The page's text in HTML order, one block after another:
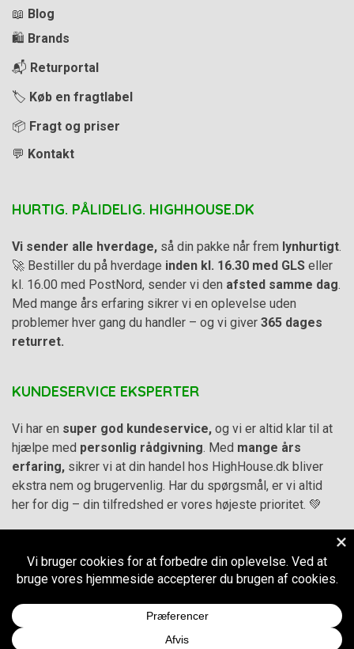
📖 Blog
🛍️ Brands
📬 Returportal
🏷️ Køb en fragtlabel
📦 Fragt og priser
💬 Kontakt
HURTIG. PÅLIDELIG. HIGHHOUSE.DK
Vi sender alle hverdage, så din pakke når frem lynhurtigt.
🚀 Bestiller du på hverdage inden kl. 16.30 med GLS eller
kl. 16.00 med PostNord, sender vi den afsted samme dag.
Med mange års erfaring sikrer vi en oplevelse uden
problemer hver gang du handler – og vi giver 365 dages
returret.
KUNDESERVICE EKSPERTER
Vi har en super god kundeservice, og vi er altid klar til at
hjælpe med personlig rådgivning. Med mange års
erfaring, sikrer vi at din handel hos HighHouse.dk bliver
ekstra nem og brugervenlig. Har du spørgsmål, er vi altid
her for dig – din tilfredshed er vores højeste prioritet. 💚
Handelsbetingelser–
Cookie- og privatlivspolitik